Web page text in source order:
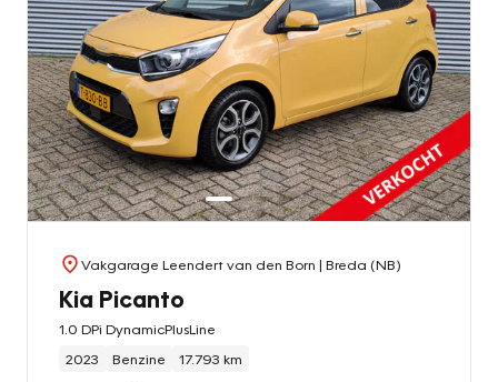
Vakgarage Leendert van den Born | Breda (NB)
Kia Picanto
1.0 DPi DynamicPlusLine
2023
Benzine 17.793 km